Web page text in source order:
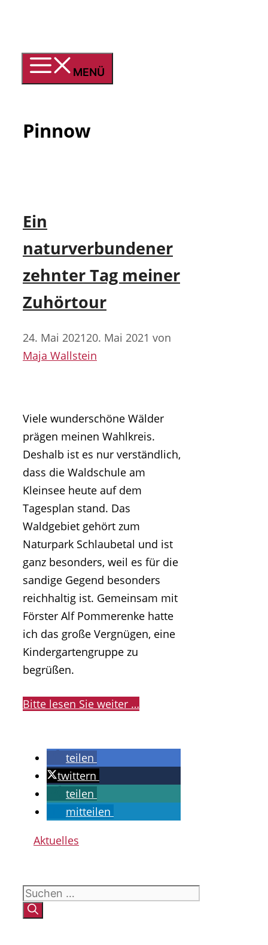
springen
MENÜ
Pinnow
Ein
naturverbundener
zehnter Tag meiner
Zuhörtour
24. Mai 202120. Mai 2021 von
Maja Wallstein
Viele wunderschöne Wälder
prägen meinen Wahlkreis.
Deshalb ist es nur verständlich,
dass die Waldschule am
Kleinsee heute auf dem
Tagesplan stand. Das
Waldgebiet gehört zum
Naturpark Schlaubetal und ist
ganz besonders, weil es für die
sandige Gegend besonders
reichhaltig ist. Gemeinsam mit
Förster Alf Pommerenke hatte
ich das große Vergnügen, eine
Kindergartengruppe zu
begrüßen.
Bitte lesen Sie weiter …
teilen
twittern
teilen
mitteilen
Kategorien
Aktuelles
Suchen
nach: